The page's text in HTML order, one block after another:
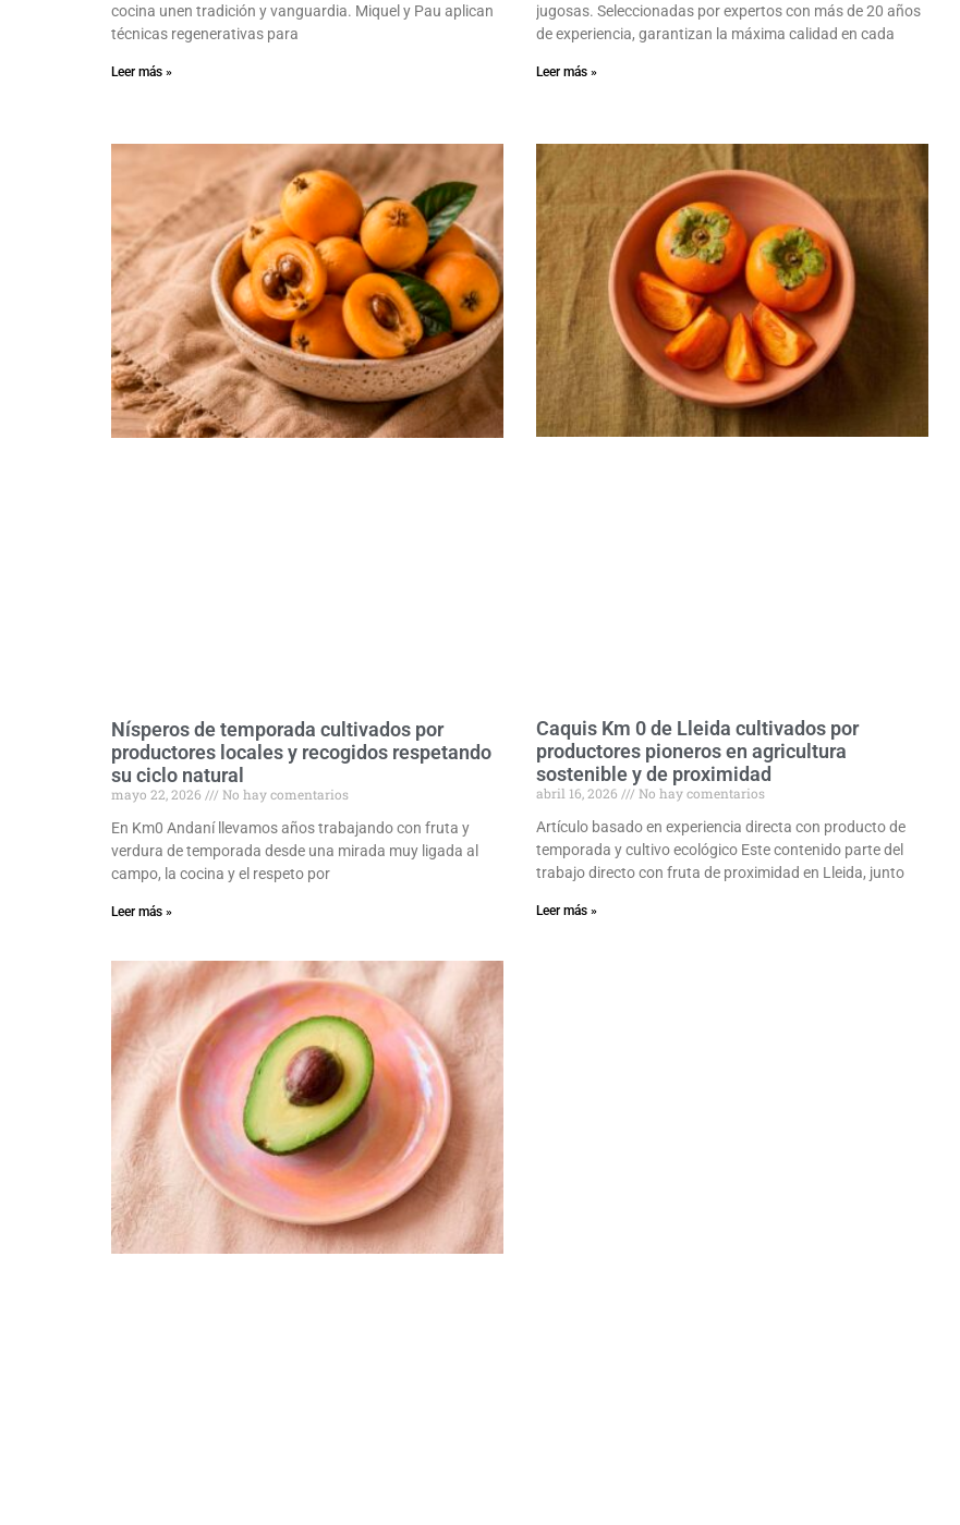
cocina unen tradición y vanguardia. Miquel y Pau aplican
técnicas regenerativas para
Leer más »
jugosas. Seleccionadas por expertos con más de 20 años
de experiencia, garantizan la máxima calidad en cada
Leer más »
Nísperos de temporada cultivados por
productores locales y recogidos respetando
su ciclo natural
mayo 22, 2026
No hay comentarios
En Km0 Andaní llevamos años trabajando con fruta y
verdura de temporada desde una mirada muy ligada al
campo, la cocina y el respeto por
Leer más »
Caquis Km 0 de Lleida cultivados por
productores pioneros en agricultura
sostenible y de proximidad
abril 16, 2026
No hay comentarios
Artículo basado en experiencia directa con producto de
temporada y cultivo ecológico Este contenido parte del
trabajo directo con fruta de proximidad en Lleida, junto
Leer más »